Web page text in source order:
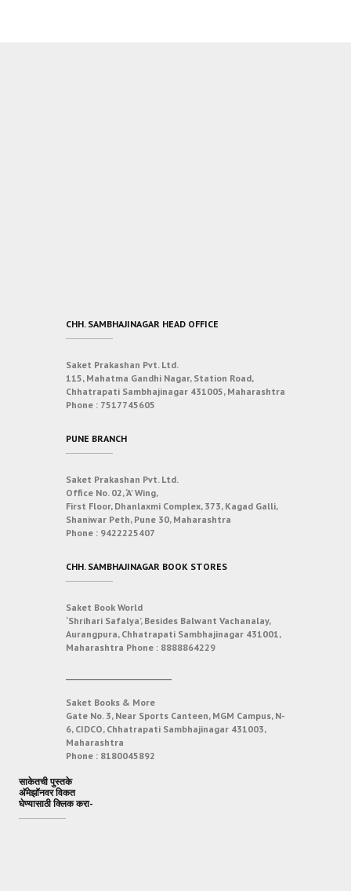
CHH. SAMBHAJINAGAR HEAD OFFICE
Saket Prakashan Pvt. Ltd.
115, Mahatma Gandhi Nagar, Station Road,
Chhatrapati Sambhajinagar 431005, Maharashtra
Phone : 7517745605
PUNE BRANCH
Saket Prakashan Pvt. Ltd.
Office No. 02, ‘A’ Wing,
First Floor, Dhanlaxmi Complex, 373, Kagad Galli,
Shaniwar Peth, Pune 30, Maharashtra
Phone : 9422225407
CHH. SAMBHAJINAGAR BOOK STORES
Saket Book World
‘Shrihari Safalya’, Besides Balwant Vachanalay,
Aurangpura, Chhatrapati Sambhajinagar 431001,
Maharashtra Phone : 8888864229
Saket Books & More
Gate No. 3, Near Sports Canteen, MGM Campus, N-
6, CIDCO, Chhatrapati Sambhajinagar 431003,
Maharashtra
Phone : 8180045892
साकेतची पुस्तके
अ‍ॅमेझॉनवर विकत
घेण्यासाठी क्लिक करा-